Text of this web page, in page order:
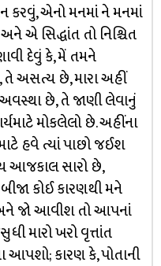
કરવું, એનો મનમાં ને મનમાં
એ સિદ્ધાંત તો નિશ્ચિત
દેવું કે, મેં તમને
તે અસત્ય છે, મારા અહીં
છે, તે જાણી લેવાનું
મોકલેલો છે. અહીંના
હવે ત્યાં પાછો જઈશ
આજકાલ સારો છે,
કોઈ કારણથી મને
જો આવીશ તો આપનાં
મારો ખરો વૃત્તાંત
આપશો; કારણ કે, પોતાની